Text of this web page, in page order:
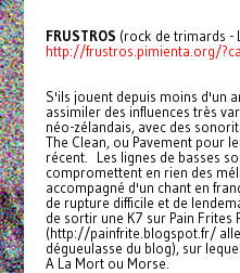
FRUSTROS (rock de trimards -
http://frustros.pimienta.org/
S'ils jouent depuis moins d'un
assimiler des influences très
néo-zélandais, avec des
The Clean, ou Pavement pour
récent. Les lignes de basses
compromettent en rien des
accompagné d'un chant en
de rupture difficile et de
de sortir une K7 sur Pain Frites
(http://painfrite.blogspot.fr/
dégueulasse du blog), sur
A La Mort ou Morse.